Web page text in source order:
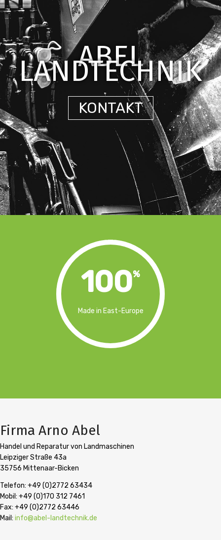
ABEL
LANDTECHNIK
KONTAKT
100%
Made in East-Europe
Firma Arno Abel
Handel und Reparatur von Landmaschinen
Leipziger Straße 43a
35756 Mittenaar-Bicken
Telefon: +49 (0)2772 63434
Mobil: +49 (0)170 312 7461
Fax: +49 (0)2772 63446
Mail: info@abel-landtechnik.de